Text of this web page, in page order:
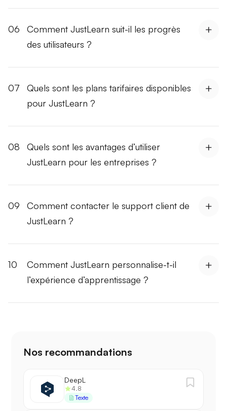
06
Comment JustLearn suit-il les progrès
des utilisateurs ?
07
Quels sont les plans tarifaires disponibles
pour JustLearn ?
08
Quels sont les avantages d’utiliser
JustLearn pour les entreprises ?
09
Comment contacter le support client de
JustLearn ?
10
Comment JustLearn personnalise-t-il
l’expérience d’apprentissage ?
Nos recommandations
DeepL
4.8
Texte